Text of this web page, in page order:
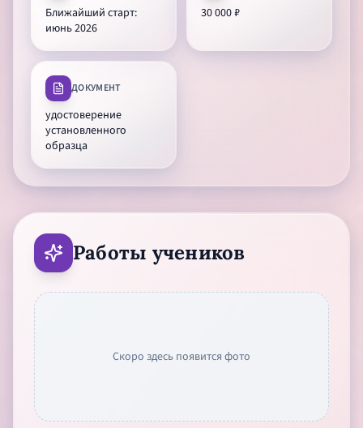
Ближайший старт:
июнь 2026
30 000 ₽
ДОКУМЕНТ
удостоверение
установленного
образца
Работы учеников
Скоро здесь появится фото